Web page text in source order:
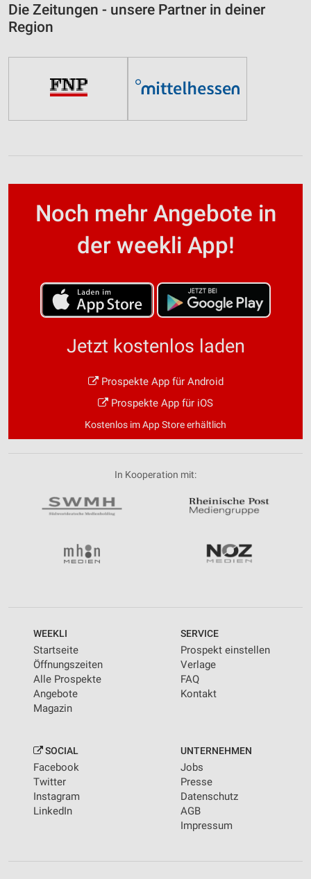
Die Zeitungen - unsere Partner in deiner
Region
Noch mehr Angebote in
der weekli App!
Jetzt kostenlos laden
Prospekte App für Android
Prospekte App für iOS
Kostenlos im App Store erhältlich
In Kooperation mit:
WEEKLI
Startseite
Öffnungszeiten
Alle Prospekte
Angebote
Magazin
SERVICE
Prospekt einstellen
Verlage
FAQ
Kontakt
SOCIAL
Facebook
Twitter
Instagram
LinkedIn
UNTERNEHMEN
Jobs
Presse
Datenschutz
AGB
Impressum